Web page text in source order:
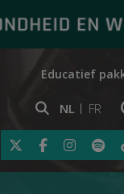
Educatief
NL FR
Klik op deze